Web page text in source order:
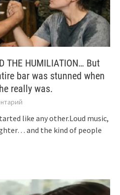
THE HUMILIATION… But
bar was stunned when
really was.
like any other.Loud music,
and the kind of people